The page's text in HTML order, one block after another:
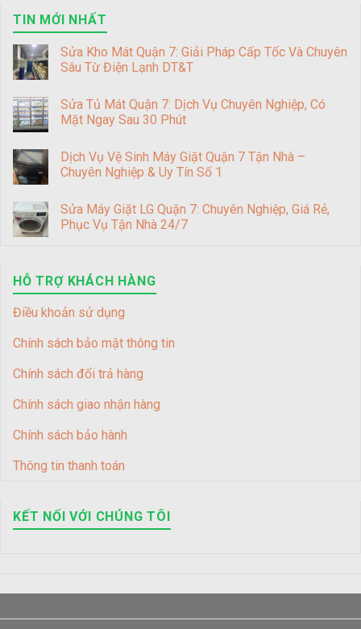
TIN MỚI NHẤT
Sửa Kho Mát Quận 7: Giải Pháp Cấp Tốc Và Chuyên
Sâu Từ Điện Lạnh DT&T
Sửa Tủ Mát Quận 7: Dịch Vụ Chuyên Nghiệp, Có
Mặt Ngay Sau 30 Phút
Dịch Vụ Vệ Sinh Máy Giặt Quận 7 Tận Nhà –
Chuyên Nghiệp & Uy Tín Số 1
Sửa Máy Giặt LG Quận 7: Chuyên Nghiệp, Giá Rẻ,
Phục Vụ Tận Nhà 24/7
HỖ TRỢ KHÁCH HÀNG
Điều khoản sử dụng
Chính sách bảo mật thông tin
Chính sách đổi trả hàng
Chính sách giao nhận hàng
Chính sách bảo hành
Thông tin thanh toán
KẾT NỐI VỚI CHÚNG TÔI